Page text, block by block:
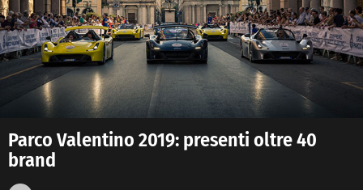
Parco Valentino 2019: presenti oltre 40
brand